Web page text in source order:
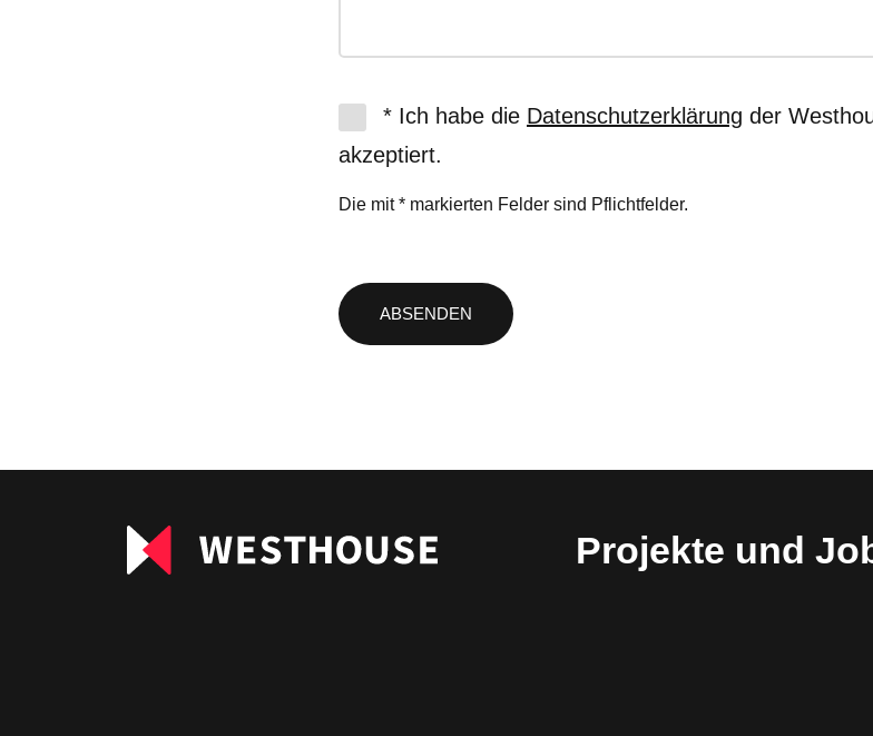
* Ich habe die Datenschutzerklärung der
akzeptiert.
Die mit * markierten Felder sind Pflichtfelder.
lasse
dieses
Projekte und